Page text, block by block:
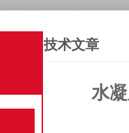
技术文章
水